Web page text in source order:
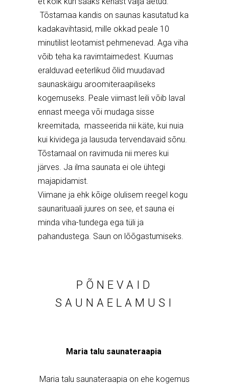
Tõstamaa kandis on saunas kasutatud ka
kadakavihtasid, mille okkad peale 10
minutilist leotamist pehmenevad. Aga viha
võib teha ka ravimtaimedest. Kuumas
eralduvad eeterlikud õlid muudavad
saunaskäigu aroomiteraapiliseks
kogemuseks. Peale viimast leili võib laval
ennast meega või mudaga sisse
kreemitada, masseerida nii käte, kui nuia
kui kividega ja lausuda tervendavaid sõnu.
Tõstamaal on ravimuda nii meres kui
järves. Ja ilma saunata ei ole ühtegi
majapidamist.
Viimane ja ehk kõige olulisem reegel kogu
saunarituaali juures on see, et sauna ei
minda viha-tundega ega tüli ja
pahandustega. Saun on lõõgastumiseks.
PÕNEVAID
SAUNAELAMUSI
Maria talu saunateraapia
Maria talu saunateraapia on ehe kogemus